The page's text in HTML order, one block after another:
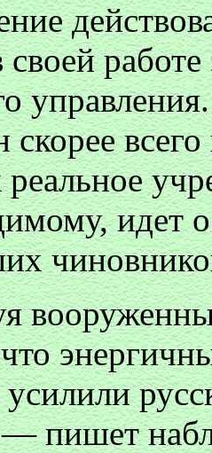
своей
скорее
идет
что
— пишет